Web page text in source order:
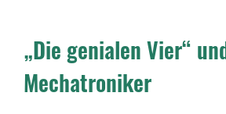
„Die genialen Vier“
Mechatroniker